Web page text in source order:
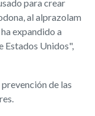
para crear
al alprazolam
expandido a
Estados Unidos",
de las